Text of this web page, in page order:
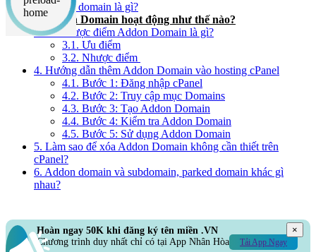
1. Addon domain là gì?
2. Addon Domain hoạt động như thế nào?
3. Ưu nhược điểm Addon Domain là gì?
3.1. Ưu điểm
3.2. Nhược điểm
4. Hướng dẫn thêm Addon Domain vào hosting cPanel
4.1. Bước 1: Đăng nhập cPanel
4.2. Bước 2: Truy cập mục Domains
4.3. Bước 3: Tạo Addon Domain
4.4. Bước 4: Kiểm tra Addon Domain
4.5. Bước 5: Sử dụng Addon Domain
5. Làm sao để xóa Addon Domain không cần thiết trên
cPanel?
6. Addon domain và subdomain, parked domain khác gì
nhau?
Hoàn ngay 50K khi đăng ký tên miền .VN
Chương trình duy nhất chỉ có tại App Nhân Hòa
Tải App Ngay
×